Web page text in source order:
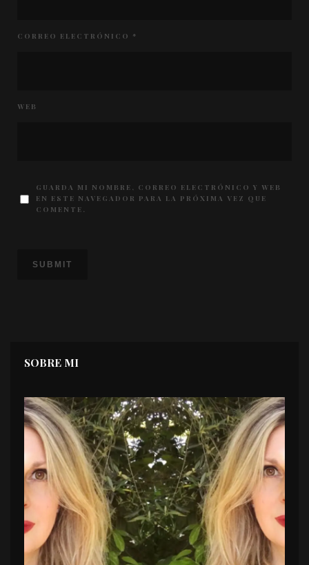
CORREO ELECTRÓNICO *
WEB
GUARDA MI NOMBRE, CORREO ELECTRÓNICO Y WEB
EN ESTE NAVEGADOR PARA LA PRÓXIMA VEZ QUE
COMENTE.
SOBRE MI